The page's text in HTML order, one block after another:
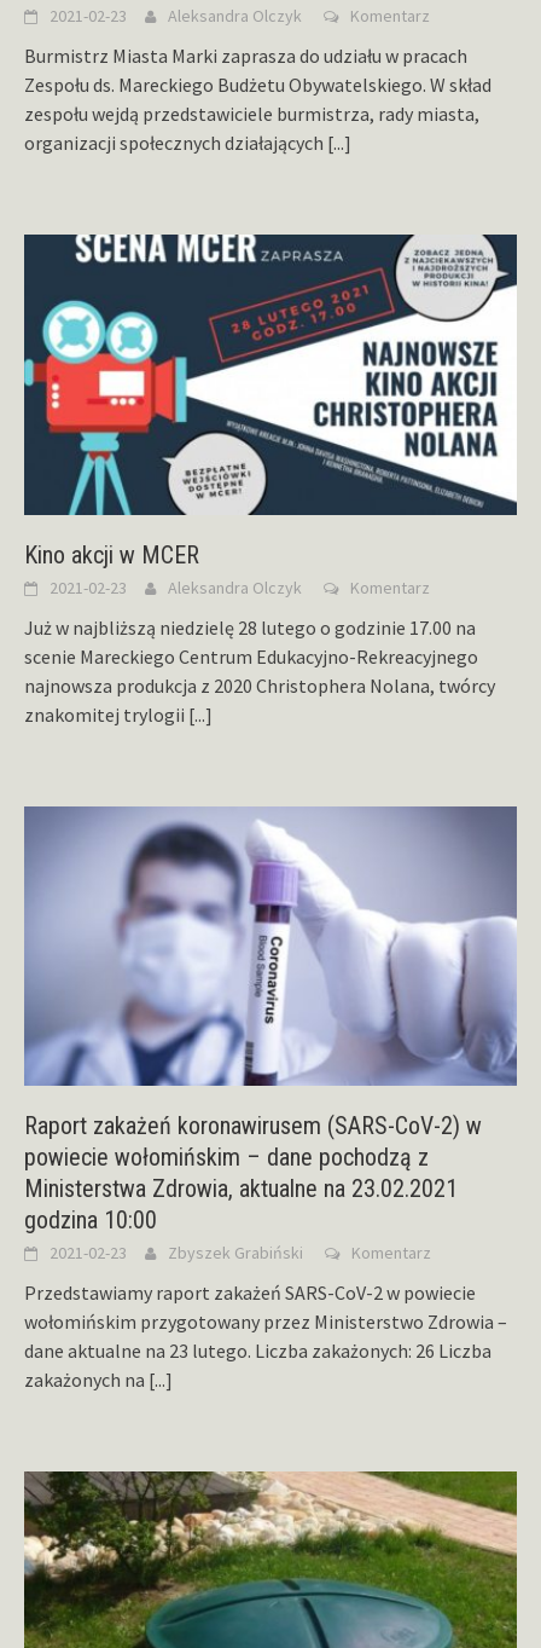
2021-02-23 Aleksandra Olczyk Komentarz
Burmistrz Miasta Marki zaprasza do udziału w pracach
Zespołu ds. Mareckiego Budżetu Obywatelskiego. W skład
zespołu wejdą przedstawiciele burmistrza, rady miasta,
organizacji społecznych działających [...]
Kino akcji w MCER
2021-02-23 Aleksandra Olczyk Komentarz
Już w najbliższą niedzielę 28 lutego o godzinie 17.00 na
scenie Mareckiego Centrum Edukacyjno-Rekreacyjnego
najnowsza produkcja z 2020 Christophera Nolana, twórcy
znakomitej trylogii [...]
Raport zakażeń koronawirusem (SARS-CoV-2) w
powiecie wołomińskim – dane pochodzą z
Ministerstwa Zdrowia, aktualne na 23.02.2021
godzina 10:00
2021-02-23 Zbyszek Grabiński Komentarz
Przedstawiamy raport zakażeń SARS-CoV-2 w powiecie
wołomińskim przygotowany przez Ministerstwo Zdrowia –
dane aktualne na 23 lutego. Liczba zakażonych: 26 Liczba
zakażonych na [...]